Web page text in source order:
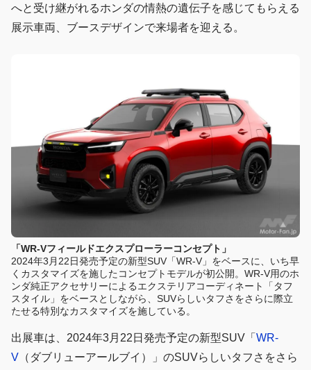
へと受け継がれるホンダの情熱の遺伝子を感じてもらえる
展示車両、ブースデザインで来場者を迎える。
「WR-Vフィールドエクスプローラーコンセプト」
2024年3月22日発売予定の新型SUV「WR-V」をベースに、いち早
くカスタマイズを施したコンセプトモデルが初公開。WR-V用のホ
ンダ純正アクセサリーによるエクステリアコーディネート「タフ
スタイル」をベースとしながら、SUVらしいタフさをさらに際立
たせる特別なカスタマイズを施している。
出展車は、2024年3月22日発売予定の新型SUV「 WR-
V （ダブリューアールブイ）」のSUVらしいタフさをさら